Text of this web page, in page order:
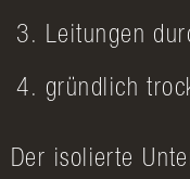
Leitungen
gründlich
Der isolierte